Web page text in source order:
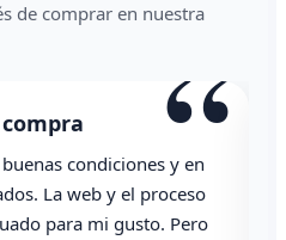
de comprar en nuestra
“
condiciones y en
La web y el proceso
para mi gusto. Pero